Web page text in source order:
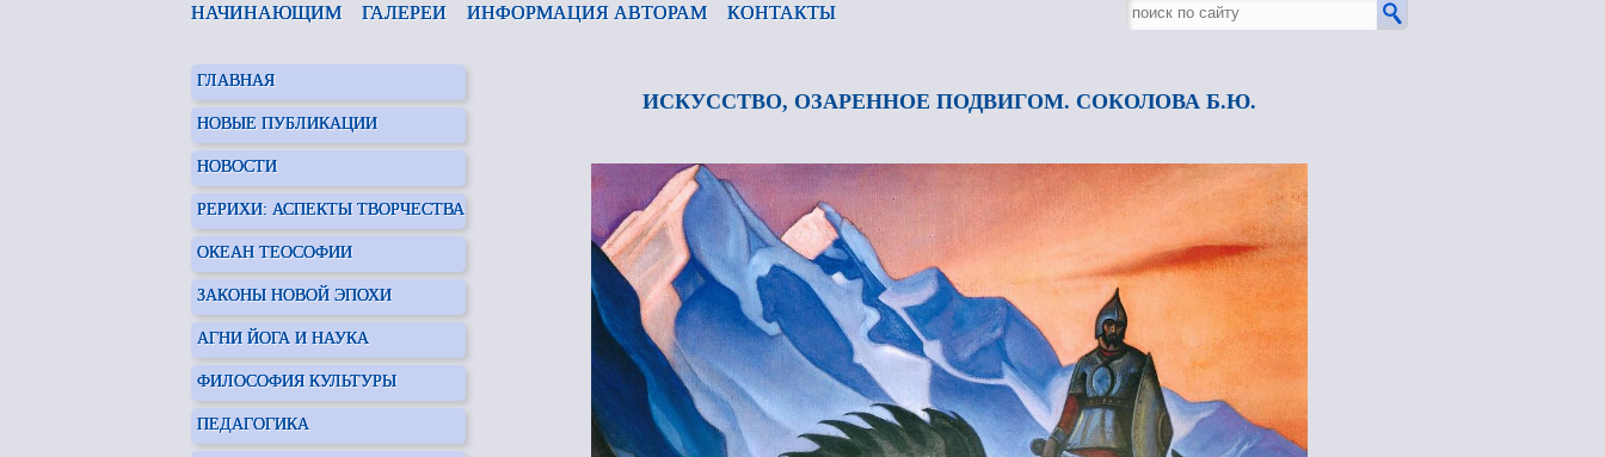
НАЧИНАЮЩИМ ГАЛЕРЕИ ИНФОРМАЦИЯ АВТОРАМ КОНТАКТЫ
ГЛАВНАЯ
НОВЫЕ ПУБЛИКАЦИИ
НОВОСТИ
РЕРИХИ: АСПЕКТЫ ТВОРЧЕСТВА
ОКЕАН ТЕОСОФИИ
ЗАКОНЫ НОВОЙ ЭПОХИ
АГНИ ЙОГА И НАУКА
ФИЛОСОФИЯ КУЛЬТУРЫ
ПЕДАГОГИКА
ИСКУССТВО, ОЗАРЕННОЕ ПОДВИГОМ. СОКОЛОВА Б.Ю.